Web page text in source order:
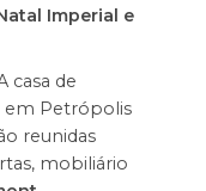
Imperial e
casa de
em Petrópolis
reunidas
mobiliário